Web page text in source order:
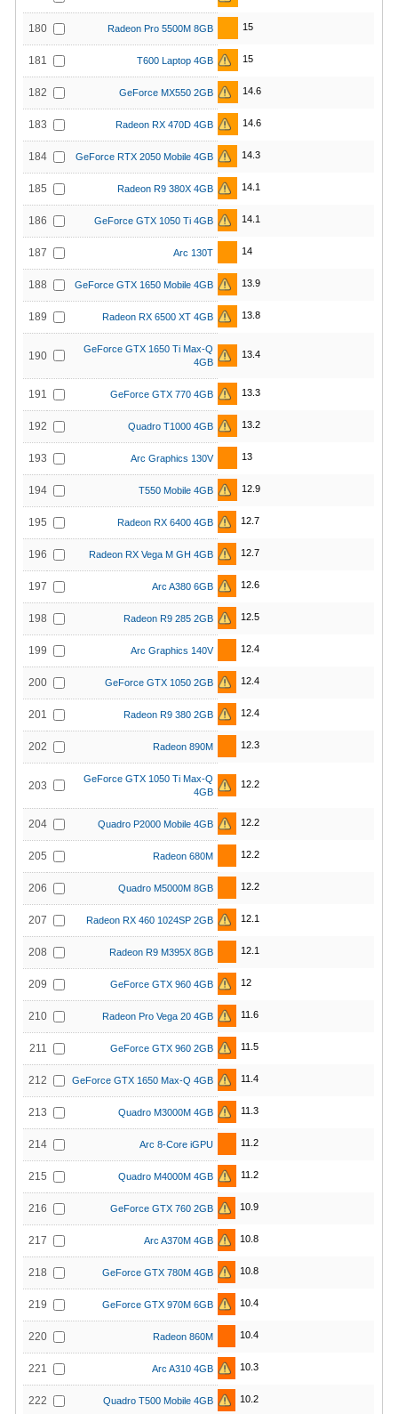
180 Radeon Pro 5500M 8GB 15
181 T600 Laptop 4GB 15
182 GeForce MX550 2GB 14.6
183 Radeon RX 470D 4GB 14.6
184 GeForce RTX 2050 Mobile 4GB 14.3
185 Radeon R9 380X 4GB 14.1
186 GeForce GTX 1050 Ti 4GB 14.1
187 Arc 130T 14
188 GeForce GTX 1650 Mobile 4GB 13.9
189 Radeon RX 6500 XT 4GB 13.8
190
GeForce GTX 1650 Ti Max-Q
4GB
13.4
191 GeForce GTX 770 4GB 13.3
192 Quadro T1000 4GB 13.2
193 Arc Graphics 130V 13
194 T550 Mobile 4GB 12.9
195 Radeon RX 6400 4GB 12.7
196 Radeon RX Vega M GH 4GB 12.7
197 Arc A380 6GB 12.6
198 Radeon R9 285 2GB 12.5
199 Arc Graphics 140V 12.4
200 GeForce GTX 1050 2GB 12.4
201 Radeon R9 380 2GB 12.4
202 Radeon 890M 12.3
203
GeForce GTX 1050 Ti Max-Q
4GB
12.2
204 Quadro P2000 Mobile 4GB 12.2
205 Radeon 680M 12.2
206 Quadro M5000M 8GB 12.2
207 Radeon RX 460 1024SP 2GB 12.1
208 Radeon R9 M395X 8GB 12.1
209 GeForce GTX 960 4GB 12
210 Radeon Pro Vega 20 4GB 11.6
211 GeForce GTX 960 2GB 11.5
212 GeForce GTX 1650 Max-Q 4GB 11.4
213 Quadro M3000M 4GB 11.3
214 Arc 8-Core iGPU 11.2
215 Quadro M4000M 4GB 11.2
216 GeForce GTX 760 2GB 10.9
217 Arc A370M 4GB 10.8
218 GeForce GTX 780M 4GB 10.8
219 GeForce GTX 970M 6GB 10.4
220 Radeon 860M 10.4
221 Arc A310 4GB 10.3
222 Quadro T500 Mobile 4GB 10.2